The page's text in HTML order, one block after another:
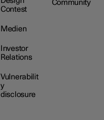
Contest
Medien
Investor
Relations
Vulnerabilit
y
disclosure
Community